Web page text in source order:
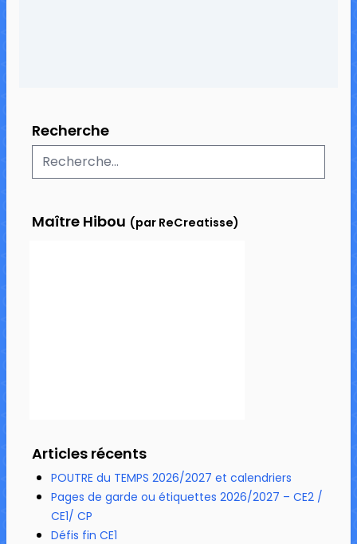
Recherche
Maître Hibou (par ReCreatisse)
Articles récents
POUTRE du TEMPS 2026/2027 et calendriers
Pages de garde ou étiquettes 2026/2027 – CE2 /
CE1/ CP
Défis fin CE1